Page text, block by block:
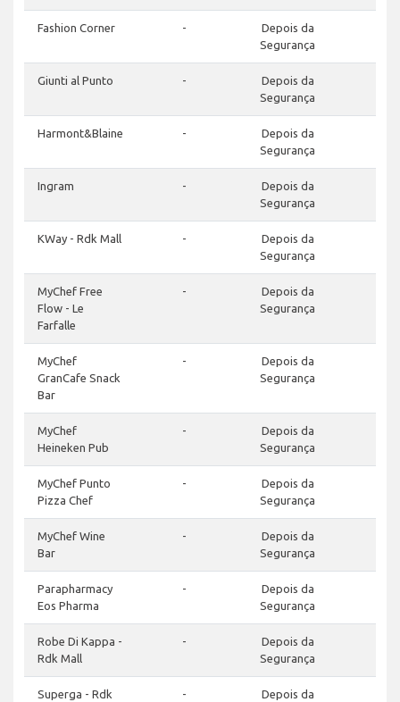
Fashion Corner -
Depois da
Segurança
Giunti al Punto -
Depois da
Segurança
Harmont&Blaine -
Depois da
Segurança
Ingram -
Depois da
Segurança
KWay - Rdk Mall -
Depois da
Segurança
MyChef Free
Flow - Le
Farfalle
-
Depois da
Segurança
MyChef
GranCafe Snack
Bar
-
Depois da
Segurança
MyChef
Heineken Pub
-
Depois da
Segurança
MyChef Punto
Pizza Chef
-
Depois da
Segurança
MyChef Wine
Bar
-
Depois da
Segurança
Parapharmacy
Eos Pharma
-
Depois da
Segurança
Robe Di Kappa -
Rdk Mall
-
Depois da
Segurança
Superga - Rdk
-
Depois da